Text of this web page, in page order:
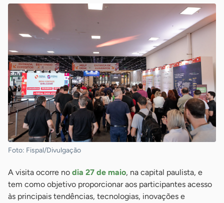
Foto: Fispal/Divulgação
A visita ocorre no dia 27 de maio, na capital paulista, e
tem como objetivo proporcionar aos participantes acesso
às principais tendências, tecnologias, inovações e